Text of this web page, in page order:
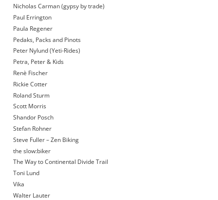
Nicholas Carman (gypsy by trade)
Paul Errington
Paula Regener
Pedaks, Packs and Pinots
Peter Nylund (Yeti-Rides)
Petra, Peter & Kids
Renè Fischer
Rickie Cotter
Roland Sturm
Scott Morris
Shandor Posch
Stefan Rohner
Steve Fuller – Zen Biking
the slow:biker
The Way to Continental Divide Trail
Toni Lund
Vika
Walter Lauter